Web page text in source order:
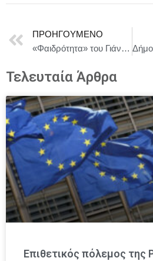
ΠΡΟΗΓΟΎΜΕΝΟ
«Φαιδρότητα» του Γιάννη Φασόη | Από Δευτέρα 2 Φεβρουαρίου 2026 κάθε Δευτέρα στο «Πάνω Σπίτι»
Τελευταία Άρθρα
Επιθετικός πόλεμος της